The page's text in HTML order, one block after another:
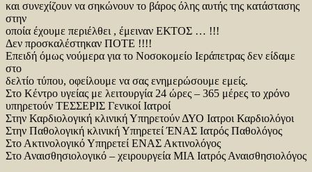
και συνεχίζουν να σηκώνουν το βάρος όλης αυτής της κατάστασης
στην
οποία έχουμε περιέλθει , έμειναν ΕΚΤΟΣ … !!!
Δεν προσκαλέστηκαν ΠΟΤΕ !!!!
Επειδή όμως νούμερα για το Νοσοκομείο Ιεράπετρας δεν είδαμε
στο
δελτίο τύπου, οφείλουμε να σας ενημερώσουμε εμείς.
Στο Κέντρο υγείας με λειτουργία 24 ώρες – 365 μέρες το χρόνο
υπηρετούν ΤΕΣΣΕΡΙΣ Γενικοί Ιατροί
Στην Καρδιολογική κλινική Υπηρετούν ΔΥΟ Ιατροι Καρδιολόγοι
Στην Παθολογική κλινική Υπηρετεί ΈΝΑΣ Ιατρός Παθολόγος
Στο Ακτινολογικό Υπηρετεί ΕΝΑΣ Ακτινολόγος
Στο Αναισθησιολογικό – χειρουργεία ΜΙΑ Ιατρός Αναισθησιολόγος